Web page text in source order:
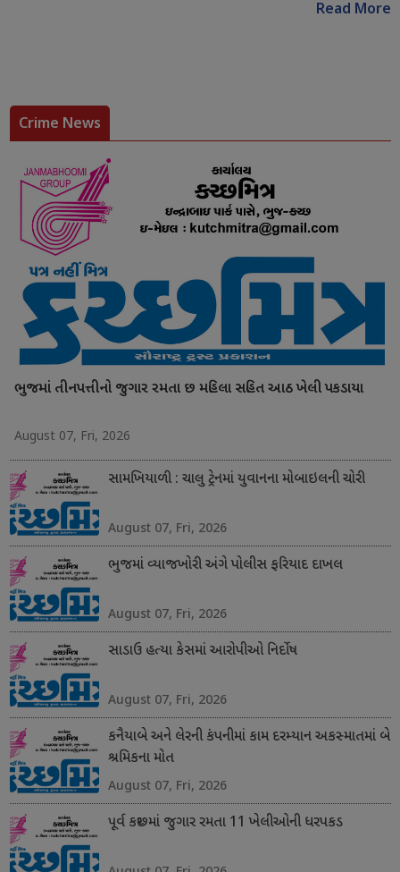
Read More
Crime News
ભુજમાં તીનપત્તીનો જુગાર રમતા છ મહિલા સહિત આઠ ખેલી પકડાયા
August 07, Fri, 2026
સામખિયાળી : ચાલુ ટ્રેનમાં યુવાનના મોબાઇલની ચોરી
August 07, Fri, 2026
ભુજમાં વ્યાજખોરી અંગે પોલીસ ફરિયાદ દાખલ
August 07, Fri, 2026
સાડાઉ હત્યા કેસમાં આરોપીઓ નિર્દોષ
August 07, Fri, 2026
કનૈયાબે અને લેરની કંપનીમાં કામ દરમ્યાન અકસ્માતમાં બે
શ્રમિકના મોત
August 07, Fri, 2026
પૂર્વ કચ્છમાં જુગાર રમતા 11 ખેલીઓની ધરપકડ